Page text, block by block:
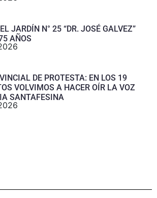
JARDÍN N° 25 “DR. JOSÉ GALVEZ”
AÑOS
DE PROTESTA: EN LOS 19
VOLVIMOS A HACER OÍR LA VOZ
SANTAFESINA